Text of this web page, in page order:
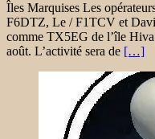
Îles Marquises Les
F6DTZ, Le / F1TCV et
comme TX5EG de l’île
août. L’activité sera de […]